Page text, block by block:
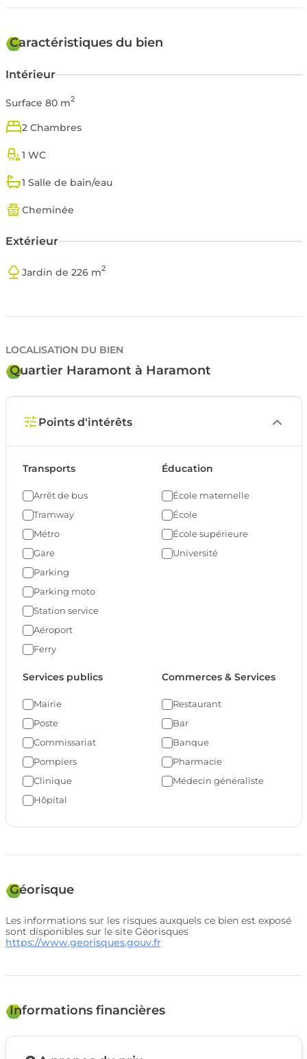
Caractéristiques du bien
Intérieur
Surface 80 m2
2 Chambres
1 WC
1 Salle de bain/eau
Cheminée
Extérieur
Jardin de 226 m2
LOCALISATION DU BIEN
Quartier Haramont à Haramont
Points d'intérêts
Transports
Arrêt de bus
Tramway
Métro
Gare
Parking
Parking moto
Station service
Aéroport
Ferry
Éducation
École maternelle
École
École supérieure
Université
Services publics
Mairie
Poste
Commissariat
Pompiers
Clinique
Hôpital
Commerces & Services
Restaurant
Bar
Banque
Pharmacie
Médecin généraliste
Géorisque
Les informations sur les risques auxquels ce bien est exposé
sont disponibles sur le site Géorisques
https://www.georisques.gouv.fr
Informations financières